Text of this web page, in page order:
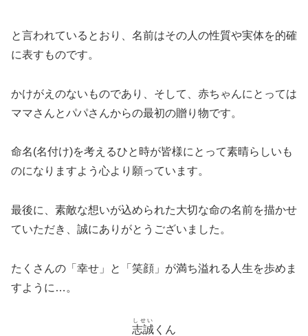
と言われているとおり、名前はその人の性質や実体を的確
に表すものです。
かけがえのないものであり、そして、赤ちゃんにとっては
ママさんとパパさんからの最初の贈り物です。
命名(名付け)を考えるひと時が皆様にとって素晴らしいも
のになりますよう心より願っています。
最後に、素敵な想いが込められた大切な命の名前を描かせ
ていただき、誠にありがとうございました。
たくさんの「幸せ」と「笑顔」が満ち溢れる人生を歩めま
すように…。
志誠
しせい
くん